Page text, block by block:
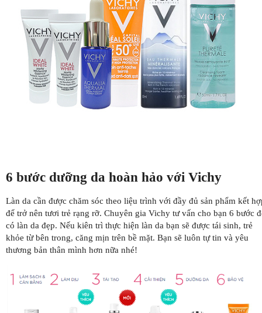
6 bước dưỡng da hoàn hảo với Vichy
Làn da cần được chăm sóc theo liệu trình với đầy đủ sản phẩm kết
để trở nên tươi trẻ rạng rỡ. Chuyên gia Vichy tư vấn cho bạn 6 bước
có làn da đẹp. Nếu kiên trì thực hiện làn da bạn sẽ được tái sinh, trẻ
khỏe từ bên trong, căng mịn trên bề mặt. Bạn sẽ luôn tự tin và yêu
thương bản thân mình hơn nữa nhé!